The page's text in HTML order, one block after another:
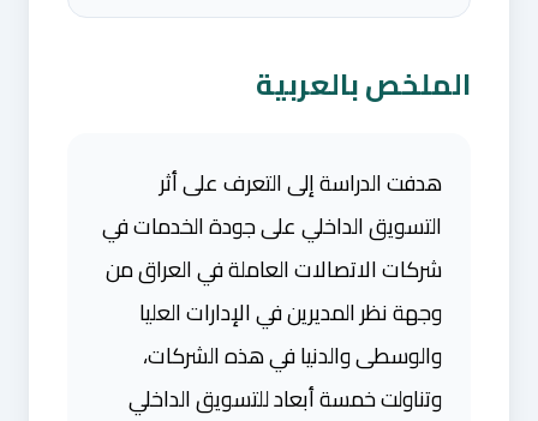
الملخص بالعربية
هدفت الدراسة إلى التعرف على أثر
التسويق الداخلي على جودة الخدمات في
شركات الاتصالات العاملة في العراق من
وجهة نظر المديرين في الإدارات العليا
والوسطى والدنيا في هذه الشركات،
وتناولت خمسة أبعاد للتسويق الداخلي